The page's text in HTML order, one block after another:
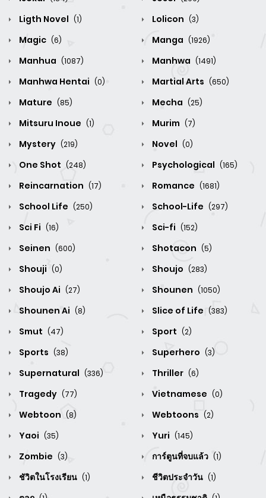
Ligth Novel (1) Lolicon (3)
Magic (6) Manga (1926)
Manhua (1087) Manhwa (1491)
Manhwa Hentai (0) Martial Arts (650)
Mature (85) Mecha (25)
Mitsuru Inoue (1) Murim (7)
Mystery (219) Novel (0)
One Shot (248) Psychological (165)
Reincarnation (17) Romance (1681)
School Life (250) School-Life (297)
Sci Fi (16) Sci-fi (152)
Seinen (600) Shotacon (5)
Shouji (0) Shoujo (283)
Shoujo Ai (27) Shounen (1050)
Shounen Ai (8) Slice of Life (383)
Smut (47) Sport (2)
Sports (38) Superhero (3)
Supernatural (336) Thriller (6)
Tragedy (77) Vietnamese (0)
Webtoon (8) Webtoons (2)
Yaoi (35) Yuri (145)
Zombie (3) การ์ตูนที่จบแล้ว (1)
ชัวิตในโรงเรียน (1) ชีวิตประจำวัน (1)